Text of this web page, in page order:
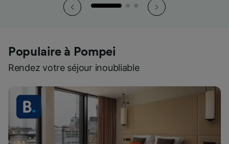
Populaire à Pompei
Rendez votre séjour inoubliable